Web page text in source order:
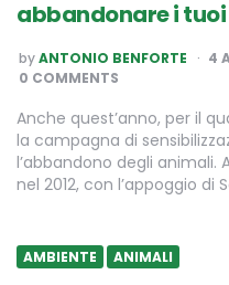
abbandonare i
POSTED
BY
byANTONIO BENFORTE 4
0 COMMENTS
Anche quest’anno, per il
la campagna di
l’abbandono degli
nel 2012, con l’appoggio di
AMBIENTE ANIMALI